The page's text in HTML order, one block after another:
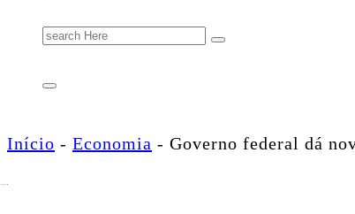
Search
for:
Início - Economia - Governo federal dá